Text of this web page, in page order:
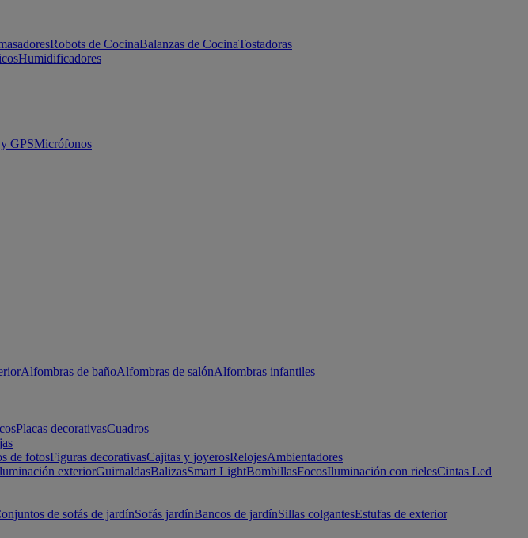
Robots de CocinaBalanzas de CocinaTostadoras
Humidificadores
GPSMicrófonos
Alfombras de bañoAlfombras de salónAlfombras infantiles
Placas decorativasCuadros
de fotosFiguras decorativasCajitas y joyerosRelojesAmbientadores
exteriorGuirnaldasBalizasSmart LightBombillasFocosIluminación con rielesCintas Led
de sofás de jardínSofás jardínBancos de jardínSillas colgantesEstufas de exterior